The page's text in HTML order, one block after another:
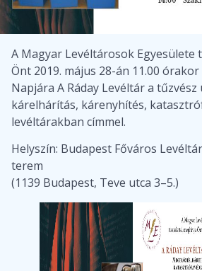
A Magyar Levéltárosok Egyesülete
Önt 2019. május 28-án 11.00
Napjára A Ráday Levéltár a
kárelhárítás, kárenyhítés,
levéltárakban címmel.
Helyszín: Budapest Főváros
terem
(1139 Budapest, Teve utca 3–5.)